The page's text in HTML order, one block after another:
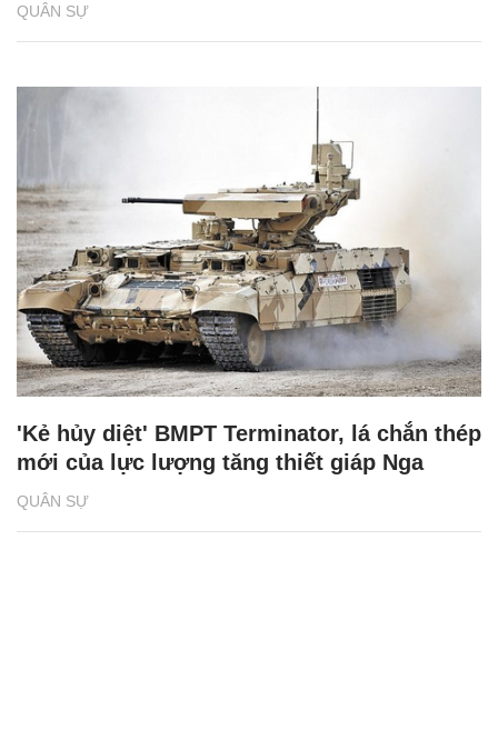
QUÂN SỰ
QUÂN SỰ
'Kẻ hủy diệt' BMPT Terminator, lá chắn thép
mới của lực lượng tăng thiết giáp Nga